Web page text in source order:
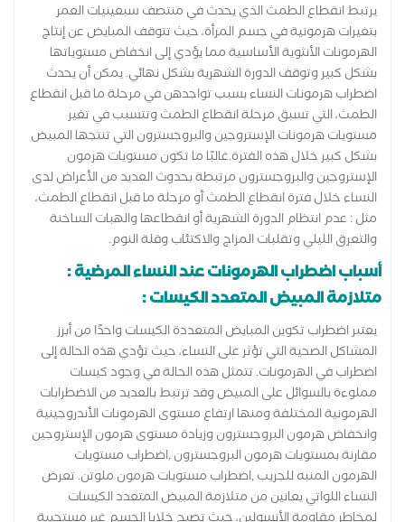
يرتبط انقطاع الطمث الذي يحدث في منتصف سبعينيات العمر
بتغيرات هرمونية في جسم المرأة، حيث تتوقف المبايض عن إنتاج
الهرمونات الأنثوية الأساسية مما يؤدي إلى انخفاض مستوياتها
بشكل كبير وتوقف الدورة الشهرية بشكل نهائي. يمكن أن يحدث
اضطراب هرمونات النساء بسبب تواجدهن في مرحلة ما قبل انقطاع
الطمث، التي تسبق مرحلة انقطاع الطمث وتتسبب في تغير
مستويات هرمونات الإستروجين والبروجسترون التي تنتجها المبيض
بشكل كبير خلال هذه الفترة.غالبًا ما تكون مستويات هرمون
الإستروجين والبروجسترون مرتبطة بحدوث العديد من الأعراض لدى
النساء خلال فترة انقطاع الطمث أو مرحلة ما قبل انقطاع الطمث،
مثل : عدم انتظام الدورة الشهرية أو انقطاعها والهبات الساخنة
والتعرق الليلي وتقلبات المزاج والاكتئاب وقلة النوم.
أسباب اضطراب الهرمونات عند النساء المرضية :
متلازمة المبيض المتعدد الكيسات :
يعتبر اضطراب تكوين المبايض المتعددة الكيسات واحدًا من أبرز
المشاكل الصحية التي تؤثر على النساء، حيث تؤدي هذه الحالة إلى
اضطراب في الهرمونات. تتمثل هذه الحالة في وجود كيسات
مملوءة بالسوائل على المبيض وقد ترتبط بالعديد من الاضطرابات
الهرمونية المختلفة ومنها ارتفاع مستوى الهرمونات الأندروجينية
وانخفاض هرمون البروجسترون وزيادة مستوى هرمون الإستروجين
مقارنة بمستويات هرمون البروجسترون ,اضطراب مستويات
الهرمون المنبه للجريب ,اضطراب مستويات هرمون ملوتن. تعرض
النساء اللواتي يعانين من متلازمة المبيض المتعدد الكيسات